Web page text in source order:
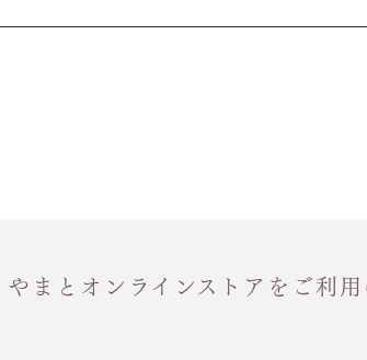
やまとオンラインストアをご利